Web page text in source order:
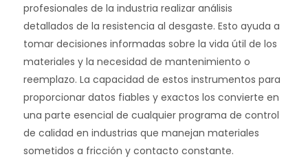
profesionales de la industria realizar análisis
detallados de la resistencia al desgaste. Esto ayuda a
tomar decisiones informadas sobre la vida útil de los
materiales y la necesidad de mantenimiento o
reemplazo. La capacidad de estos instrumentos para
proporcionar datos fiables y exactos los convierte en
una parte esencial de cualquier programa de control
de calidad en industrias que manejan materiales
sometidos a fricción y contacto constante.